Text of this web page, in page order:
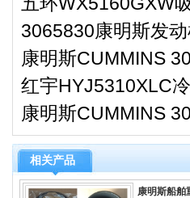
3065830康明斯发
康明斯CUMMINS
红宇HYJ5310XLC
康明斯CUMMINS
相关产品
康明斯船舶